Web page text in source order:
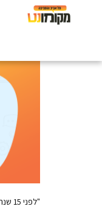
"לפני 15 שנה נשרתי מבית הספר – היום מתכוננת לתערוכת יחיד בסינמטק תל אביב ה-אנגרדוג של עולם האמנות העכשווית בישראל"